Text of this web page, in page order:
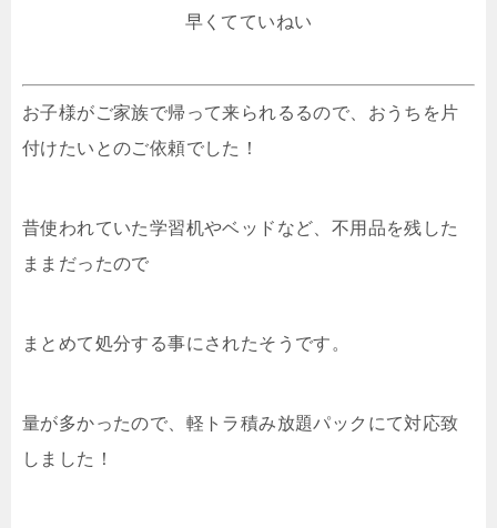
早くてていねい
お子様がご家族で帰って来られるるので、おうちを片
付けたいとのご依頼でした！
昔使われていた学習机やベッドなど、不用品を残した
ままだったので
まとめて処分する事にされたそうです。
量が多かったので、軽トラ積み放題パックにて対応致
しました！